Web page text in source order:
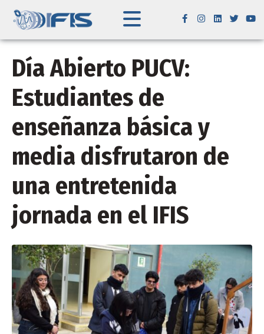
Día Abierto PUCV:
Estudiantes de
enseñanza básica y
media disfrutaron de
una entretenida
jornada en el IFIS